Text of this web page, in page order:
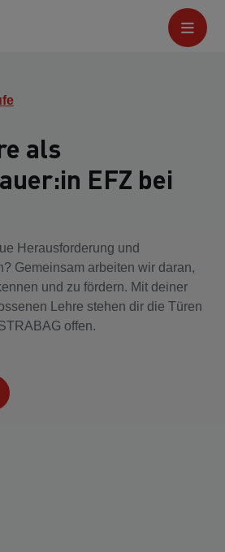
als
EFZ bei
Herausforderung und
Gemeinsam arbeiten wir daran,
und zu fördern. Mit deiner
Lehre stehen dir die Türen
offen.